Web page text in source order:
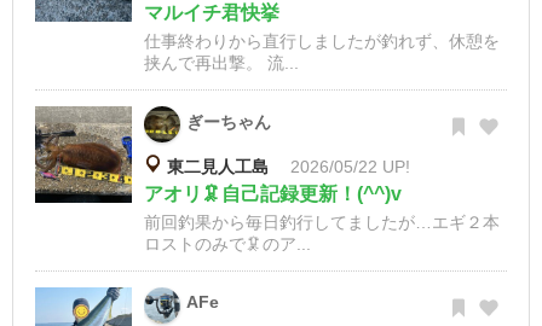
マルイチ君快挙
仕事終わりから直行しましたが釣れず、休憩を
挟んで再出撃。 流...
ぎーちゃん
東二見人工島 2026/05/22 UP!
アオリ🦑自己記録更新！(^^)v
前回釣果から毎日釣行してましたが…エギ２本
ロストのみで🦑のア...
AFe